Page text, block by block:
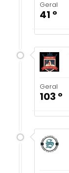
Geral
41 º
Geral
103 º